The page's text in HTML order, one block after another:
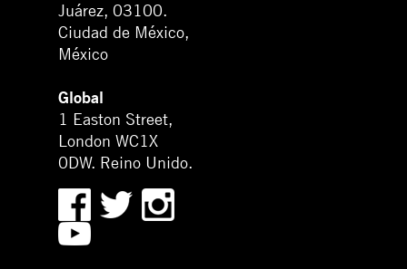
Juárez, 03100.
Ciudad de México,
México
Global
1 Easton Street,
London WC1X
0DW. Reino Unido.